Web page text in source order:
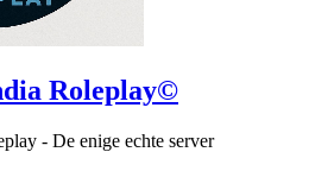
Roleplay©
- De enige echte server